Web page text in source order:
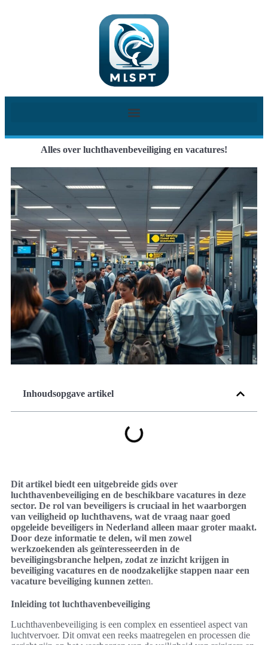
Alles over luchthavenbeveiliging en vacatures!
Inhoudsopgave artikel
Dit artikel biedt een uitgebreide gids over
luchthavenbeveiliging en de beschikbare vacatures in deze
sector. De rol van beveiligers is cruciaal in het waarborgen
van veiligheid op luchthavens, wat de vraag naar goed
opgeleide beveiligers in Nederland alleen maar groter maakt.
Door deze informatie te delen, wil men zowel
werkzoekenden als geïnteresseerden in de
beveiligingsbranche helpen, zodat ze inzicht krijgen in
beveiliging vacatures en de noodzakelijke stappen naar een
vacature beveiliging kunnen zetten.
Inleiding tot luchthavenbeveiliging
Luchthavenbeveiliging is een complex en essentieel aspect van
luchtvervoer. Dit omvat een reeks maatregelen en processen die